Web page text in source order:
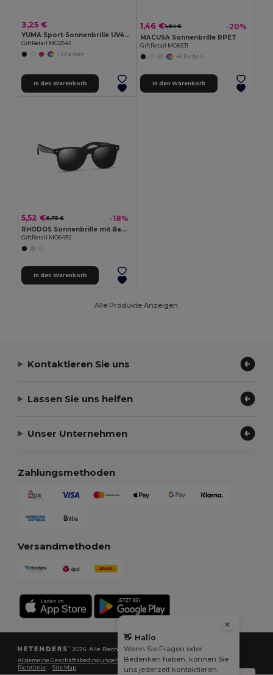
3,25 €
YUMA Sport-Sonnenbrille UV400
GiftRetail MO2545
+2 Farben
In den Warenkorb
1,46 €1,84 € -20%
MACUSA Sonnenbrille RPET
GiftRetail MO6531
+6 Farben
In den Warenkorb
5,52 €6,75 € -18%
RHODOS Sonnenbrille mit Bambus
GiftRetail MO6492
In den Warenkorb
Alle Produkte Anzeigen.
Kontaktieren Sie uns
Lassen Sie uns helfen
Unser Unternehmen
Zahlungsmethoden
Versandmethoden
2026. Alle Rechte vorbehalten
Allgemeine Geschäftsbedingungen |Datenschutzbestimmungen| Cookie-
Richtlinie |Site Map
👋 Hallo
Wenn Sie Fragen oder
Bedenken haben, können Sie
uns jederzeit kontaktieren.